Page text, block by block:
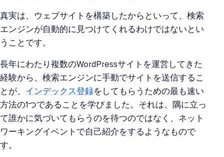
真実は、ウェブサイトを構築したからといって、検索
エンジンが自動的に見つけてくれるわけではないとい
うことです。
長年にわたり複数のWordPressサイトを運営してきた
経験から、検索エンジンに手動でサイトを送信するこ
とが、 インデックス登録をしてもらうための最も速い
方法の1つであることを学びました。それは、隅に立っ
て誰かに気づいてもらうのを待つのではなく、ネット
ワーキングイベントで自己紹介をするようなもので
す。